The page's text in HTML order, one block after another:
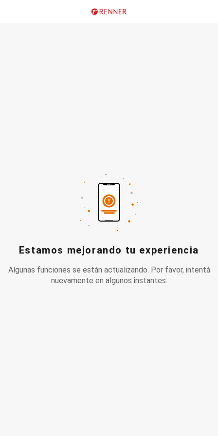
Estamos mejorando tu experiencia
Algunas funciones se están actualizando. Por favor, intentá
nuevamente en algunos instantes.